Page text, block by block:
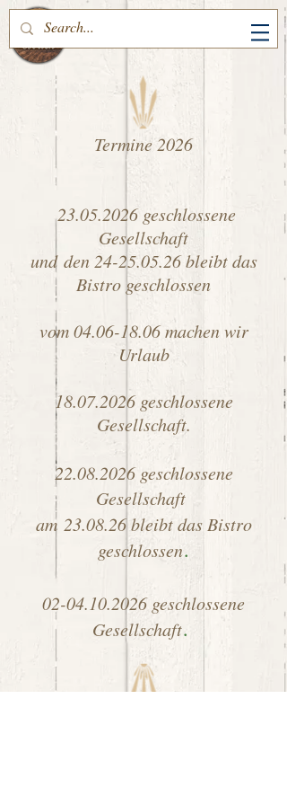
Termine 2026
23.05.2026geschlossene
Gesellschaft
und den 24-25.05.26bleibt das
Bistro geschlossen
vom04.06-18.06machen wir
Urlaub
18.07.2026geschlossene
Gesellschaft.
22.08.2026geschlossene
Gesellschaft
am23.08.26 bleibt das Bistro
geschlossen​.
02-04.10.2026geschlossene
Gesellschaft.